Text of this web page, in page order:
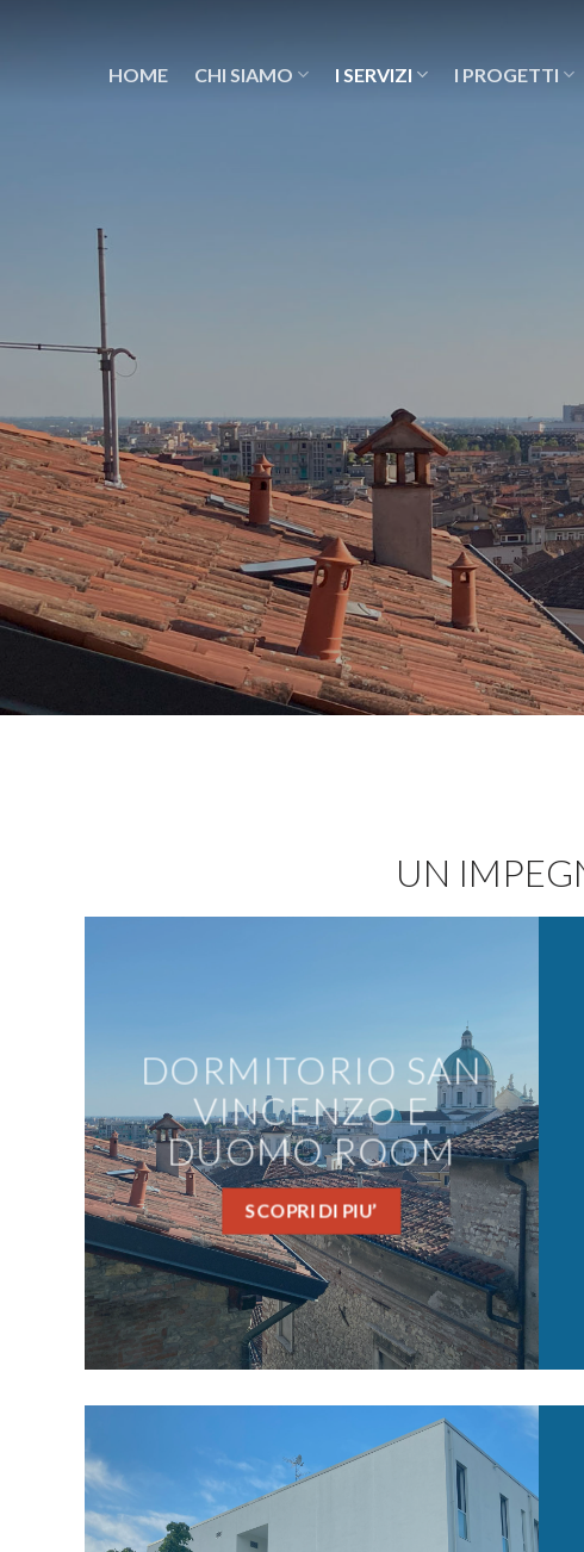
HOME CHI SIAMO I SERVIZI I PROGETTI
UN
DORMITORIO SAN
VINCENZO E
DUOMO ROOM
SCOPRI DI PIU’